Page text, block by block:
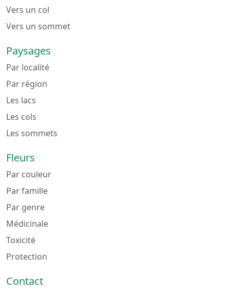
Vers un col
Vers un sommet
Paysages
Par localité
Par région
Les lacs
Les cols
Les sommets
Fleurs
Par couleur
Par famille
Par genre
Médicinale
Toxicité
Protection
Contact